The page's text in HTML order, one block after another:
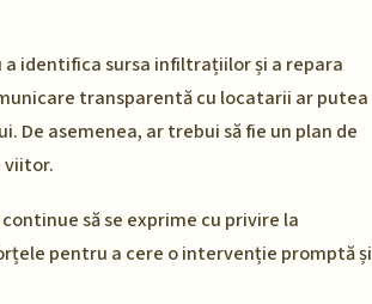
identifica sursa infiltrațiilor și a repara
transparentă cu locatarii ar putea
asemenea, ar trebui să fie un plan de
viitor.
să se exprime cu privire la
pentru a cere o intervenție promptă și